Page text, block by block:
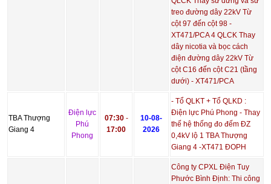
treo đường dây 22kV Từ
cột 97 đến cột 98 -
XT471/PCA 4 QLCK Thay
dây nicotia và bọc cách
điện đường dây 22kV Từ
cột C16 đến cột C21 (tầng
dưới) - XT471/PCA
TBA Thượng
Giang 4
Điện lực
Phú
Phong
07:30-
17:00
10-08-
2026
- Tổ QLKT + Tổ QLKD :
Điện lực Phú Phong - Thay
thế hệ thống đo đếm ĐZ
0,4kV lộ 1 TBA Thượng
Giang 4 -XT471 ĐOPH
Công ty CPXL Điện Tuy
Phước Bình Định: Thi công